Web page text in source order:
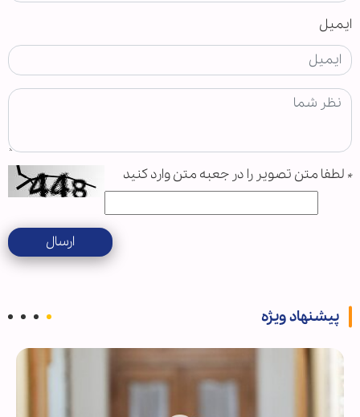
ایمیل
* لطفا متن تصویر را در جعبه متن وارد کنید
ارسال
پیشنهاد ویژه